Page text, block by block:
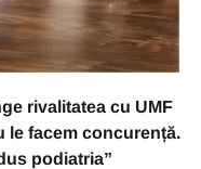
rivalitatea cu UMF
le facem concurență.
podiatria”